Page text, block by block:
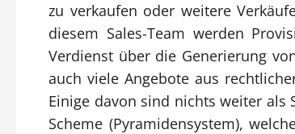
zu verkaufen oder weitere
diesem Sales-Team werden
Verdienst über die Generierung
auch viele Angebote aus
Einige davon sind nichts weiter als
Scheme (Pyramidensystem),